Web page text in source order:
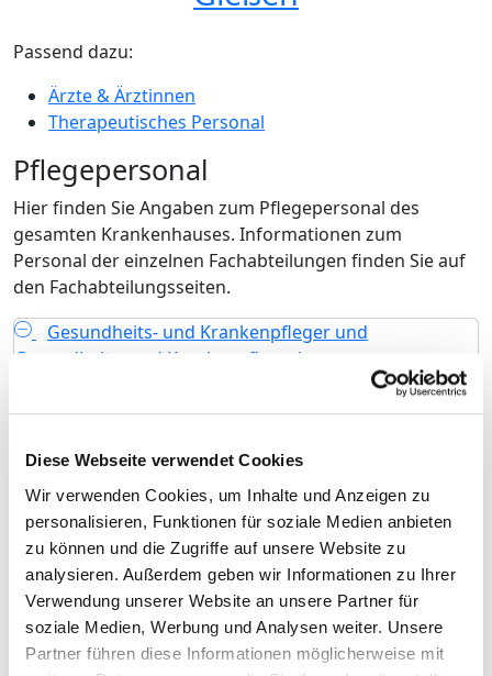
Diese Webseite verwendet Cookies
Wir verwenden Cookies, um Inhalte und Anzeigen zu
personalisieren, Funktionen für soziale Medien anbieten
zu können und die Zugriffe auf unsere Website zu
analysieren. Außerdem geben wir Informationen zu Ihrer
Verwendung unserer Website an unsere Partner für
soziale Medien, Werbung und Analysen weiter. Unsere
Partner führen diese Informationen möglicherweise mit
Passend dazu:
Ärzte & Ärztinnen
Therapeutisches Personal
Pflegepersonal
Hier finden Sie Angaben zum Pflegepersonal des
gesamten Krankenhauses. Informationen zum
Personal der einzelnen Fachabteilungen finden Sie auf
den Fachabteilungsseiten.
Gesundheits- und Krankenpfleger und
Gesundheits- und Krankenpflegerinnen
Mit und ohne Fachabteilungszuordnung
Anzahl (gesamt)
1.051,58
Personal mit direktem
Beschäftigungsverhältnis
1.051,58
Personal ohne direktes
Beschäftigungsverhältnis
0,00
Personal in der ambulanten
0,00
wurde in